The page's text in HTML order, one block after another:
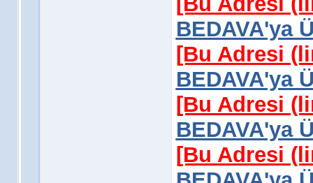
BEDAVA'ya
[Bu Adresi
BEDAVA'ya
[Bu Adresi
BEDAVA'ya
[Bu Adresi